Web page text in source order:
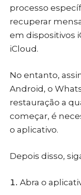
processo
recuperar
em dispositivos
iCloud.
No entanto,
Android, o
restauração a
começar, é
o aplicativo.
Depois disso,
Abra o